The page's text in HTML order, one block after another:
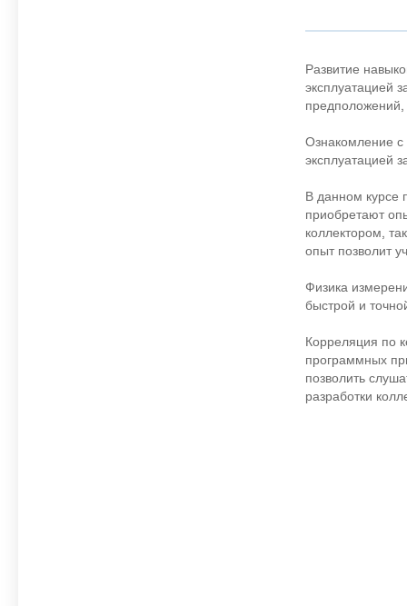
Развитие
эксплуатацией
предположений,
Ознакомление с
эксплуатацией
В данном курсе
приобретают
коллектором,
опыт позволит
Физика
быстрой и
Корреляция по
программных
позволить
разработки